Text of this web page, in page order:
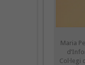
Maria
Col·legi